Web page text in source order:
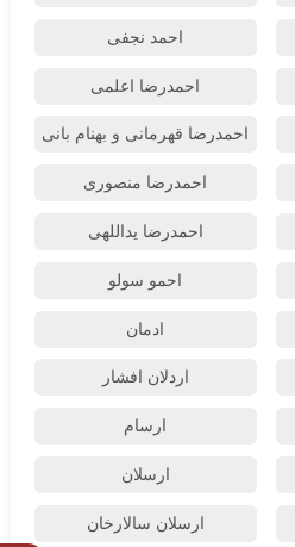
احمد نجفی
احمدرضا اعلمی
احمدرضا قهرمانی و بهنام بانی
احمدرضا منصوری
احمدرضا یداللهی
احمو سولو
ادمان
اردلان افشار
ارسام
ارسلان
ارسلان سالارخان